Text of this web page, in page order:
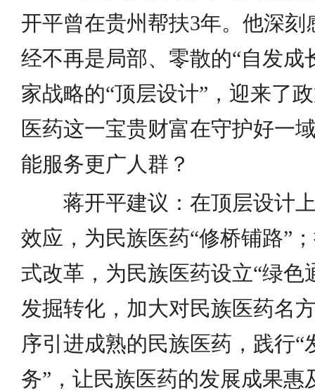
开平曾在贵州帮扶3年。他深
经不再是局部、零散的“自发成
家战略的“顶层设计”，迎来了
医药这一宝贵财富在守护好一
能服务更广人群？
蒋开平建议：在顶层设计
效应，为民族医药“修桥铺路”
式改革，为民族医药设立“绿色
发掘转化，加大对民族医药名
序引进成熟的民族医药，践行“
务”，让民族医药的发展成果惠